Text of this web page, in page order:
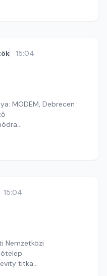
15:04
MODEM, Debrecen
András
15:04
Nemzetközi
titka